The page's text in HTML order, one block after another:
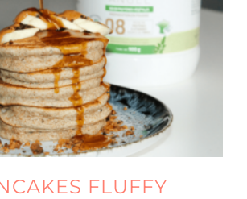
FLUFFY